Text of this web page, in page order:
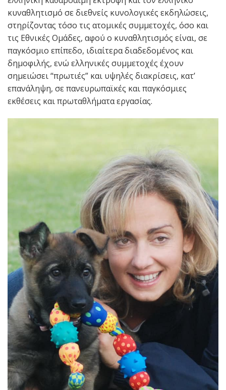
κυναθλητισμό σε διεθνείς κυνολογικές εκδηλώσεις,
στηρίζοντας τόσο τις ατομικές συμμετοχές, όσο και
τις Εθνικές Ομάδες, αφού ο κυναθλητισμός είναι, σε
παγκόσμιο επίπεδο, ιδιαίτερα διαδεδομένος και
δημοφιλής, ενώ ελληνικές συμμετοχές έχουν
σημειώσει “πρωτιές” και υψηλές διακρίσεις, κατ’
επανάληψη, σε πανευρωπαϊκές και παγκόσμιες
εκθέσεις και πρωταθλήματα εργασίας.